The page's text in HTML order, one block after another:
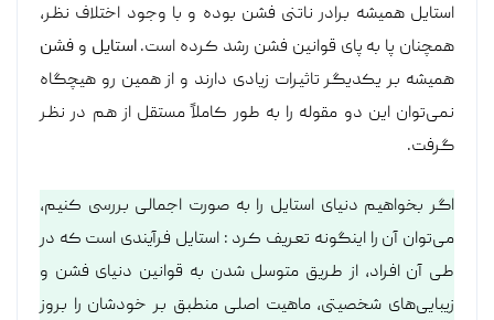
استایل همیشه برادر ناتنی فشن بوده و با وجود اختلاف نظر،
همچنان پا به پای قوانین فشن رشد کرده است.استایل و فشن
همیشه بر یکدیگر تاثیرات زیادی دارند و از همین رو هیچگاه
نمی‌توان این دو مقوله را به طور کاملاً مستقل از هم در نظر
گرفت.
اگر بخواهیم دنیای استایل را به صورت اجمالی بررسی کنیم،
می‌توان آن را اینگونه تعریف کرد : استایل فرآیندی است که در
طی آن افراد، از طریق متوسل شدن به قوانین دنیای فشن و
زیبایی‌های شخصیتی، ماهیت اصلی منطبق بر خودشان را بروز